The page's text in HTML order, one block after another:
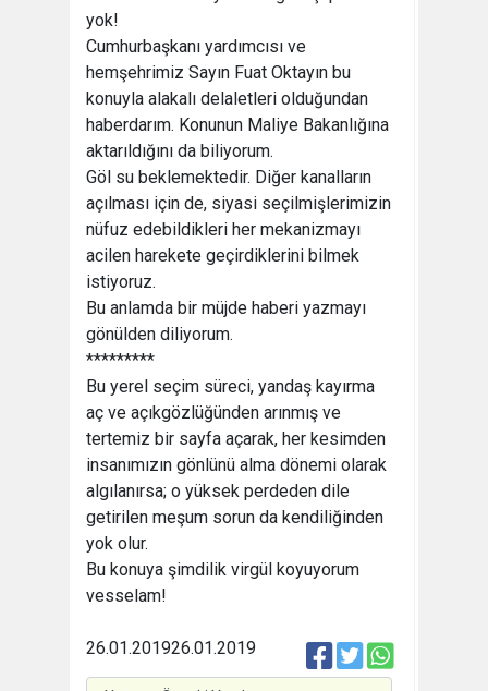
yok!
Cumhurbaşkanı yardımcısı ve
hemşehrimiz Sayın Fuat Oktayın bu
konuyla alakalı delaletleri olduğundan
haberdarım. Konunun Maliye Bakanlığına
aktarıldığını da biliyorum.
Göl su beklemektedir. Diğer kanalların
açılması için de, siyasi seçilmişlerimizin
nüfuz edebildikleri her mekanizmayı
acilen harekete geçirdiklerini bilmek
istiyoruz.
Bu anlamda bir müjde haberi yazmayı
gönülden diliyorum.
*********
Bu yerel seçim süreci, yandaş kayırma
aç ve açıkgözlüğünden arınmış ve
tertemiz bir sayfa açarak, her kesimden
insanımızın gönlünü alma dönemi olarak
algılanırsa; o yüksek perdeden dile
getirilen meşum sorun da kendiliğinden
yok olur.
Bu konuya şimdilik virgül koyuyorum
vesselam!
26.01.2019
26.01.2019